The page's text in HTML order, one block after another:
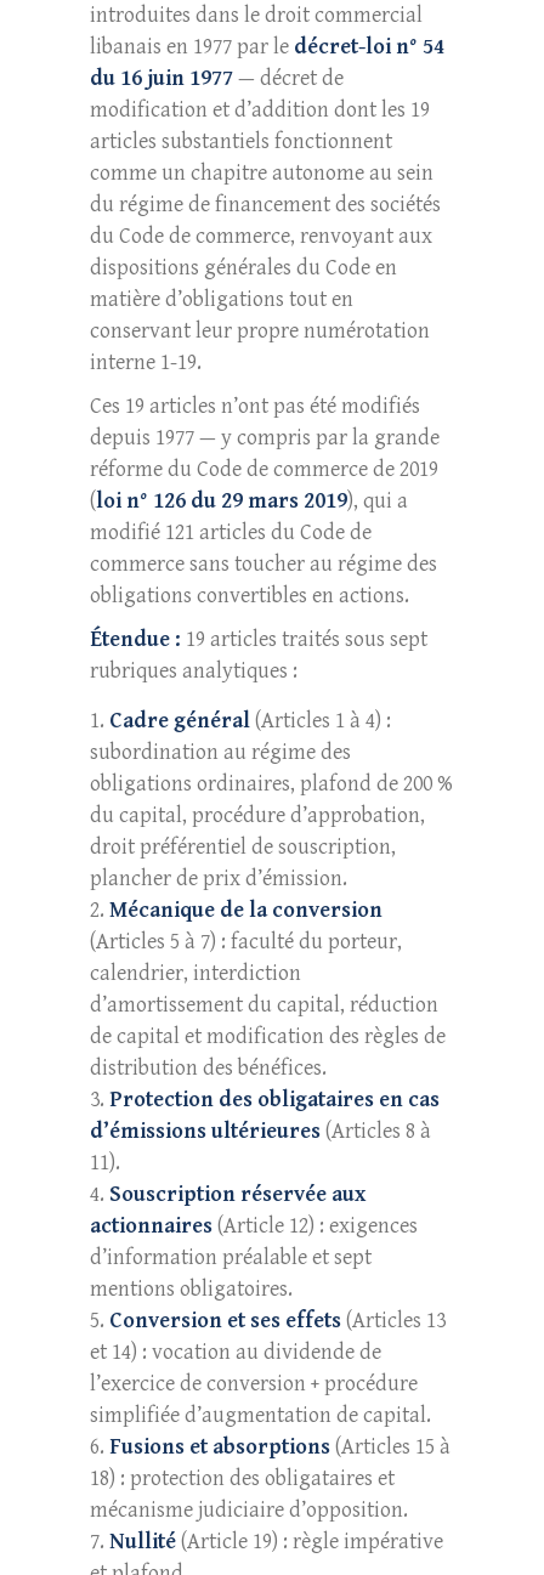
introduites dans le droit commercial
libanais en 1977 par le décret-loi n° 54
du 16 juin 1977— décret de
modification et d’addition dont les 19
articles substantiels fonctionnent
comme un chapitre autonome au sein
du régime de financement des sociétés
du Code de commerce, renvoyant aux
dispositions générales du Code en
matière d’obligations tout en
conservant leur propre numérotation
interne 1-19.
Ces 19 articles n’ont pas été modifiés
depuis 1977 — y compris par la grande
réforme du Code de commerce de 2019
(loi n° 126 du 29 mars 2019), qui a
modifié 121 articles du Code de
commerce sans toucher au régime des
obligations convertibles en actions.
Étendue : 19 articles traités sous sept
rubriques analytiques :
Cadre général(Articles 1 à 4) :
subordination au régime des
obligations ordinaires, plafond de 200 %
du capital, procédure d’approbation,
droit préférentiel de souscription,
plancher de prix d’émission.
Mécanique de la conversion
(Articles 5 à 7) : faculté du porteur,
calendrier, interdiction
d’amortissement du capital, réduction
de capital et modification des règles de
distribution des bénéfices.
Protection des obligataires en cas
d’émissions ultérieures(Articles 8 à
11).
Souscription réservée aux
actionnaires(Article 12) : exigences
d’information préalable et sept
mentions obligatoires.
Conversion et ses effets(Articles 13
et 14) : vocation au dividende de
l’exercice de conversion + procédure
simplifiée d’augmentation de capital.
Fusions et absorptions(Articles 15 à
18) : protection des obligataires et
mécanisme judiciaire d’opposition.
Nullité(Article 19) : règle impérative